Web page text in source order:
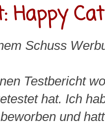
Happy Cat
Schuss
Testbericht
hat. Ich
und